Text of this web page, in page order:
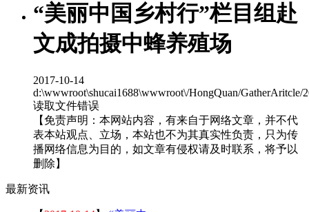
“美丽中国乡村行”栏目组赴
文成拍摄中蜂养殖场
2017-10-14
d:\wwwroot\shucai1688\wwwroot\/HongQuan/GatherAritcle/
读取文件错误
【免责声明：本网站内容，有来自于网络文章，并不代
表本站观点、立场，本站也不为其真实性负责，只为传
播网络信息为目的，如文章有侵权请及时联系，将予以
删除】
最新资讯